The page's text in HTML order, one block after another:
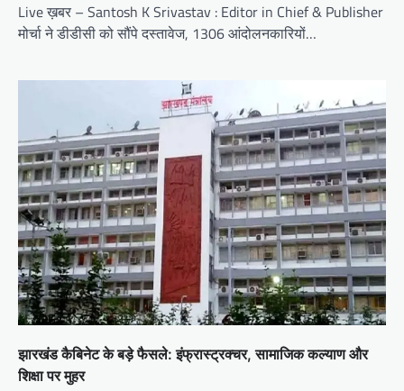
Live ख़बर – Santosh K Srivastav : Editor in Chief & Publisher
मोर्चा ने डीडीसी को सौंपे दस्तावेज, 1306 आंदोलनकारियों…
झारखंड कैबिनेट के बड़े फैसले: इंफ्रास्ट्रक्चर, सामाजिक कल्याण और
शिक्षा पर मुहर